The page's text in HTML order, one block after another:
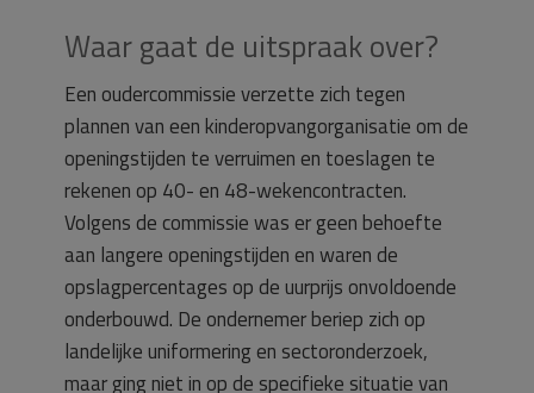
Waar gaat de uitspraak over?
Een oudercommissie verzette zich tegen
plannen van een kinderopvangorganisatie om de
openingstijden te verruimen en toeslagen te
rekenen op 40- en 48-wekencontracten.
Volgens de commissie was er geen behoefte
aan langere openingstijden en waren de
opslagpercentages op de uurprijs onvoldoende
onderbouwd. De ondernemer beriep zich op
landelijke uniformering en sectoronderzoek,
maar ging niet in op de specifieke situatie van